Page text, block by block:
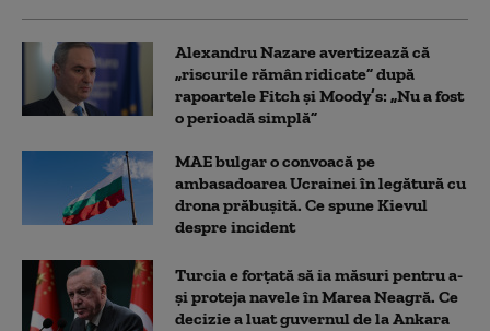
Alexandru Nazare avertizează că
„riscurile rămân ridicate” după
rapoartele Fitch și Moody’s: „Nu a fost
o perioadă simplă”
MAE bulgar o convoacă pe
ambasadoarea Ucrainei în legătură cu
drona prăbuşită. Ce spune Kievul
despre incident
Turcia e forțată să ia măsuri pentru a-
și proteja navele în Marea Neagră. Ce
decizie a luat guvernul de la Ankara